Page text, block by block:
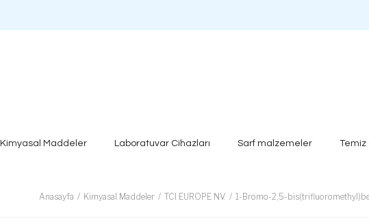
Kimyasal Maddeler Laboratuvar Cihazları Sarf malzemeler Temiz
Anasayfa Kimyasal Maddeler TCI EUROPE NV. 1-Bromo-2,5-